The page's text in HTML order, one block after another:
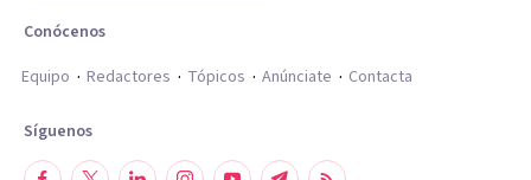
Conócenos
Equipo
Redactores Tópicos Anúnciate Contacta
Síguenos